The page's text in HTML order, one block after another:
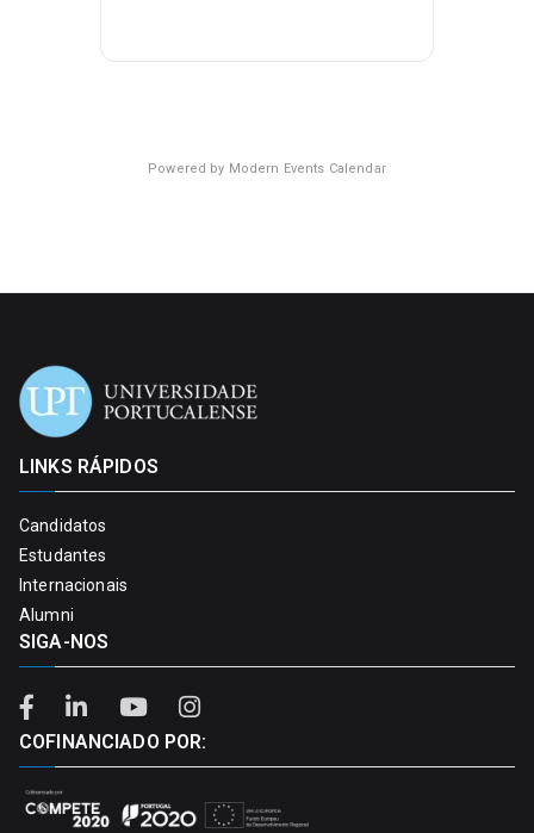
Powered by Modern Events Calendar
LINKS RÁPIDOS
Candidatos
Estudantes
Internacionais
Alumni
SIGA-NOS
COFINANCIADO POR: